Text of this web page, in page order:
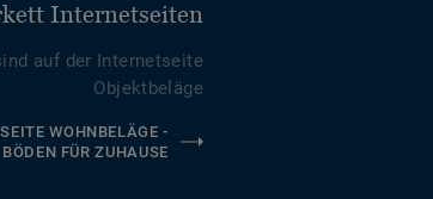
Internetseiten
auf der Internetseite
Objektbeläge
WOHNBELÄGE -
BÖDEN FÜR ZUHAUSE